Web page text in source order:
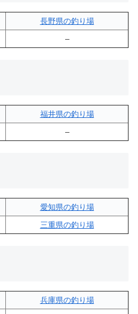
長野県の釣り場
–
福井県の釣り場
–
愛知県の釣り場
三重県の釣り場
兵庫県の釣り場